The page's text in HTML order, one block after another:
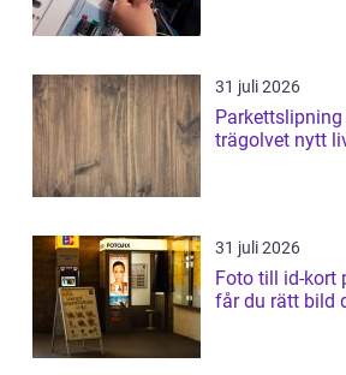
31 juli 2026
Parkettslipning
trägolvet nytt
31 juli 2026
Foto till id-kort
får du rätt bild